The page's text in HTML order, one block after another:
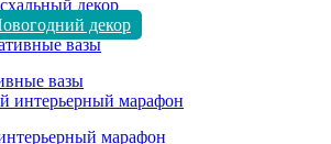
декор
декор
вазы
марафон